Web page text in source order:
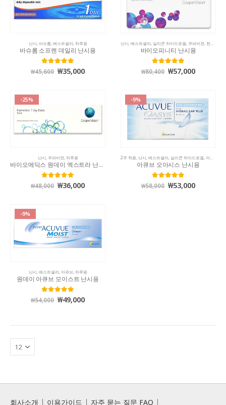
난시,바슈롬,베스트셀러,하루용
바슈롬 소프렌 데일리 난시용
5.00 out of 5
₩45,600 ₩35,000
난시,베스트셀러,실리콘 하이드로겔, 쿠퍼비젼, 한달 착용
바이오피니티 난시용
5.00 out of 5
₩80,400 ₩57,000
-25%
난시, 쿠퍼비젼,하루용
바이오메딕스 원데이 엑스트라 난시용
5.00 out of 5
₩48,000 ₩36,000
-9%
2주 착용, 난시,베스트셀러,실리콘 하이드로겔,아큐브
아큐브 오아시스 난시용
5.00 out of 5
₩58,000 ₩53,000
-9%
난시,베스트셀러,아큐브,하루용
원데이 아큐브 모이스트 난시용
5.00 out of 5
₩54,000 ₩49,000
회사소개 이용가이드
자주 묻는 질문 FAQ